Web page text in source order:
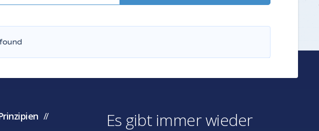
Es gibt immer wieder